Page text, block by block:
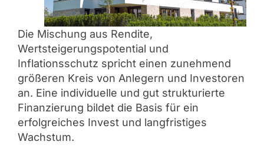
Die Mischung aus Rendite,
Wertsteigerungspotential und
Inflationsschutz spricht einen zunehmend
größeren Kreis von Anlegern und Investoren
an. Eine individuelle und gut strukturierte
Finanzierung bildet die Basis für ein
erfolgreiches Invest und langfristiges
Wachstum.